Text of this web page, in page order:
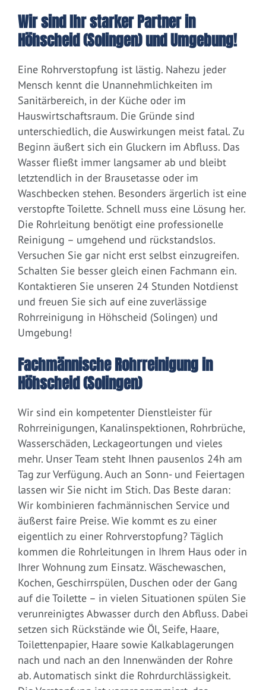
Wir sind Ihr starker Partner in
Höhscheid (Solingen) und Umgebung!
Eine Rohrverstopfung ist lästig. Nahezu jeder
Mensch kennt die Unannehmlichkeiten im
Sanitärbereich, in der Küche oder im
Hauswirtschaftsraum. Die Gründe sind
unterschiedlich, die Auswirkungen meist fatal. Zu
Beginn äußert sich ein Gluckern im Abfluss. Das
Wasser fließt immer langsamer ab und bleibt
letztendlich in der Brausetasse oder im
Waschbecken stehen. Besonders ärgerlich ist eine
verstopfte Toilette. Schnell muss eine Lösung her.
Die Rohrleitung benötigt eine professionelle
Reinigung – umgehend und rückstandslos.
Versuchen Sie gar nicht erst selbst einzugreifen.
Schalten Sie besser gleich einen Fachmann ein.
Kontaktieren Sie unseren 24 Stunden Notdienst
und freuen Sie sich auf eine zuverlässige
Rohrreinigung in Höhscheid (Solingen) und
Umgebung!
Fachmännische Rohrreinigung in
Höhscheid (Solingen)
Wir sind ein kompetenter Dienstleister für
Rohrreinigungen, Kanalinspektionen, Rohrbrüche,
Wasserschäden, Leckageortungen und vieles
mehr. Unser Team steht Ihnen pausenlos 24h am
Tag zur Verfügung. Auch an Sonn- und Feiertagen
lassen wir Sie nicht im Stich. Das Beste daran:
Wir kombinieren fachmännischen Service und
äußerst faire Preise. Wie kommt es zu einer
eigentlich zu einer Rohrverstopfung? Täglich
kommen die Rohrleitungen in Ihrem Haus oder in
Ihrer Wohnung zum Einsatz. Wäschewaschen,
Kochen, Geschirrspülen, Duschen oder der Gang
auf die Toilette – in vielen Situationen spülen Sie
verunreinigtes Abwasser durch den Abfluss. Dabei
setzen sich Rückstände wie Öl, Seife, Haare,
Toilettenpapier, Haare sowie Kalkablagerungen
nach und nach an den Innenwänden der Rohre
ab. Automatisch sinkt die Rohrdurchlässigkeit.